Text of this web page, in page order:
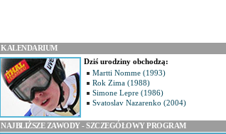
KALENDARIUM
Dziś urodziny obchodzą:
Martti Nomme (1993)
Rok Zima (1988)
Simone Lepre (1986)
Svatoslav Nazarenko (2004)
NAJBLIŻSZE ZAWODY - SZCZEGÓŁOWY PROGRAM